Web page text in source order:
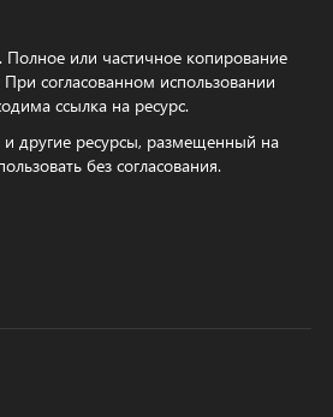
или частичное копирование
согласованном использовании
ссылка на ресурс.
и другие ресурсы, размещенный на
без согласования.